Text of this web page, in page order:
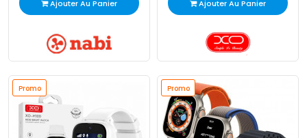
Ajouter Au Panier Ajouter Au Panier
Promo Promo